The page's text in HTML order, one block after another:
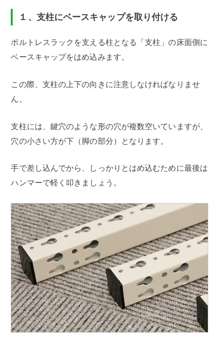
１、支柱にベースキャップを取り付ける
ボルトレスラックを支える柱となる「支柱」の床面側に
ベースキャップをはめ込みます。
この際、支柱の上下の向きに注意しなければなりませ
ん。
支柱には、鍵穴のような形の穴が複数空いていますが、
穴の小さい方が下（脚の部分）となります。
手で差し込んでから、しっかりとはめ込むために最後は
ハンマーで軽く叩きましょう。